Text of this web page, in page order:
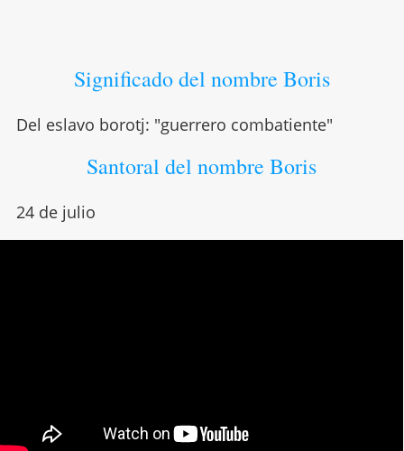
Significado del nombre Boris
Del eslavo borotj: "guerrero combatiente"
Santoral del nombre Boris
24 de julio